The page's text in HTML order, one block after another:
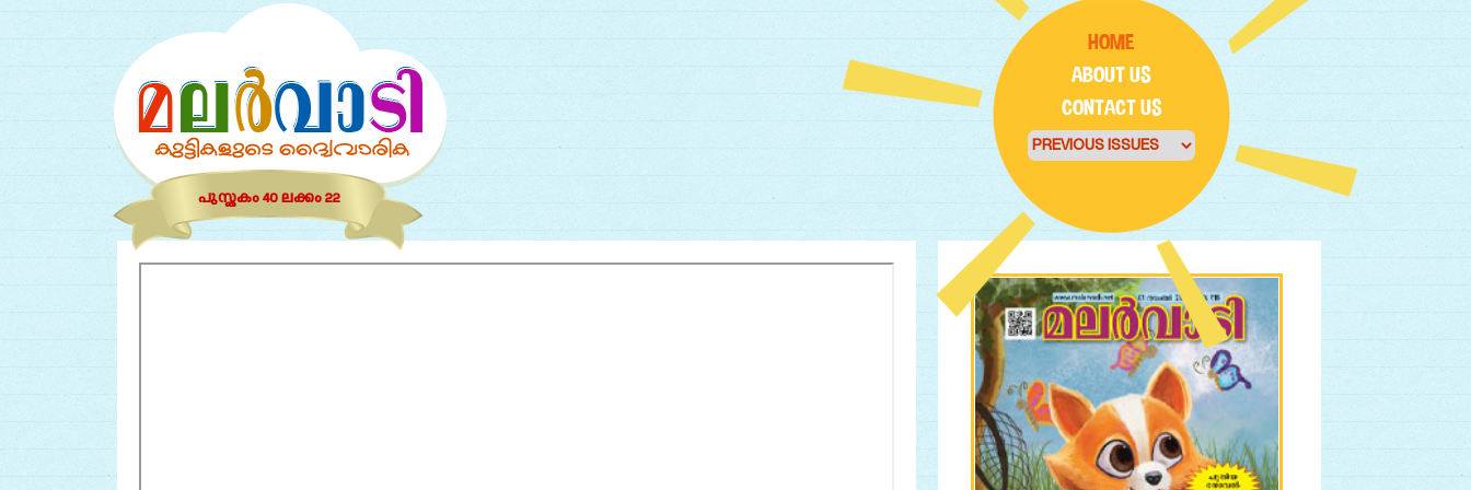
പുസ്തകം 40 ലക്കം 22
HOME
ABOUT US
CONTACT US